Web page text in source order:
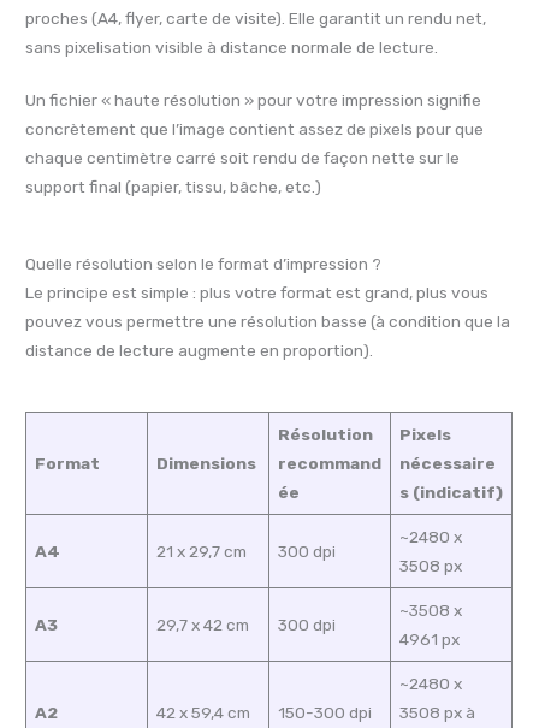
proches (A4, flyer, carte de visite). Elle garantit un rendu net,
sans pixelisation visible à distance normale de lecture.
Un fichier « haute résolution » pour votre impression signifie
concrètement que l’image contient assez de pixels pour que
chaque centimètre carré soit rendu de façon nette sur le
support final (papier, tissu, bâche, etc.)
Quelle résolution selon le format d’impression ?
Le principe est simple : plus votre format est grand, plus vous
pouvez vous permettre une résolution basse (à condition que la
distance de lecture augmente en proportion).
Format Dimensions
Résolution
recommand
ée
Pixels
nécessaire
s (indicatif)
A4 21 x 29,7 cm 300 dpi
~2480 x
3508 px
A3 29,7 x 42 cm 300 dpi
~3508 x
4961 px
A2 42 x 59,4 cm 150-300 dpi
~2480 x
3508 px à